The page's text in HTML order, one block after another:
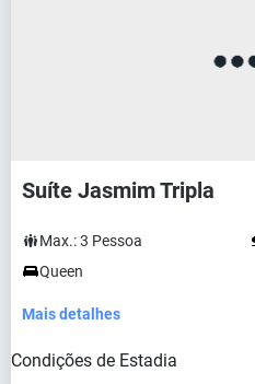
Suíte Jasmim Tripla
Max.:3 Pessoa
Queen
Mais detalhes
Condições de Estadia